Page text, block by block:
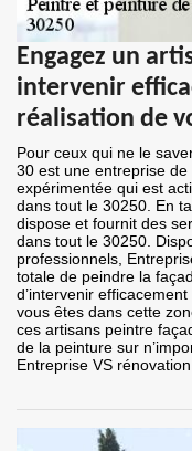
Engagez un
intervenir
réalisation de
Pour ceux qui ne le
30 est une entreprise
expérimentée qui est
dans tout le 30250. En
dispose et fournit des
dans tout le 30250.
professionnels,
totale de peindre la
d’intervenir
vous êtes dans cette
ces artisans peintre
de la peinture sur
Entreprise VS